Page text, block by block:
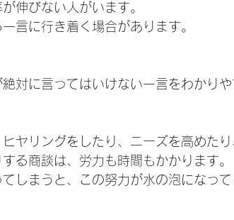
伸びない人がいます。
言に行き着く場合があります。
対に言ってはいけない一言をわかりや
ヤリングをしたり、ニーズを高めた
る商談は、労力も時間もかかります。
しまうと、この努力が水の泡になって